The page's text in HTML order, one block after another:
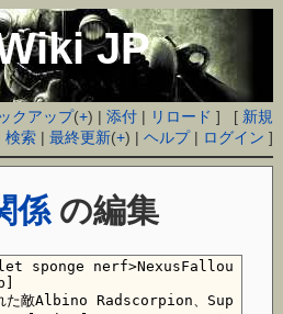
JP
クアップ(+) |添付 | リロード ] [ 新規
検索 |最終更新(+) |ヘルプ| ログイン ]
係の編集